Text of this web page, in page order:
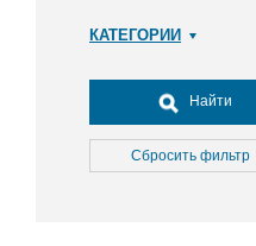
КАТЕГОРИИ
Досуг, туризм и отдых
Культура
Медицина
Найти
Сбросить фильтр